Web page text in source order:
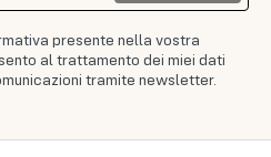
presente nella vostra
al trattamento dei miei dati
tramite newsletter.